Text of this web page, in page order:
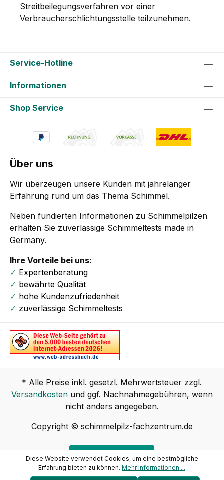
Streitbeilegungsverfahren vor einer
Verbraucherschlichtungsstelle teilzunehmen.
Service-Hotline
Informationen
Shop Service
Über uns
Wir überzeugen unsere Kunden mit jahrelanger
Erfahrung rund um das Thema Schimmel.
Neben fundierten Informationen zu Schimmelpilzen
erhalten Sie zuverlässige Schimmeltests made in
Germany.
Ihre Vorteile bei uns:
✓ Expertenberatung
✓ bewährte Qualität
✓ hohe Kundenzufriedenheit
✓ zuverlässige Schimmeltests
* Alle Preise inkl. gesetzl. Mehrwertsteuer zzgl.
Versandkostenund ggf. Nachnahmegebühren, wenn
nicht anders angegeben.
Copyright © schimmelpilz-fachzentrum.de
Diese Website verwendet Cookies, um eine bestmögliche
Erfahrung bieten zu können. Mehr Informationen ...